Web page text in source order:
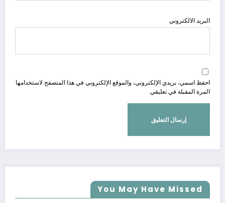
البريد الالكتروني
احفظ اسمي، بريدي الإلكتروني، والموقع الإلكتروني في هذا المتصفح لاستخدامها
المرة المقبلة في تعليقي.
You May Have Missed